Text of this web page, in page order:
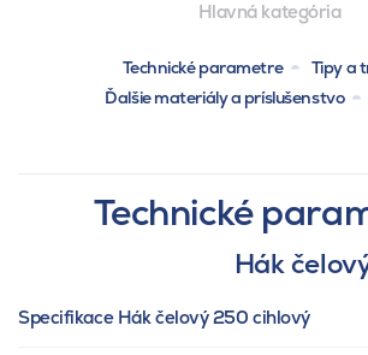
Hlavná kategória
Technické parametre
Tipy a
Ďalšie materiály a príslušenstvo
Technické
Hák
Specifikace Hák čelový 250 cihlový